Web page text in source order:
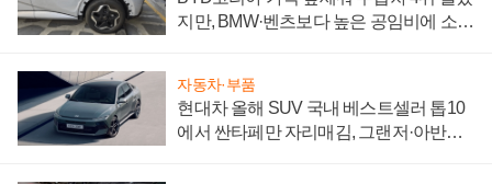
지만, BMW·벤츠보다 높은 공임비에 소비
자동차·부품
현대차 올해 SUV 국내 베스트셀러 톱10
에서 싼타페만 자리매김, 그랜저·아반떼